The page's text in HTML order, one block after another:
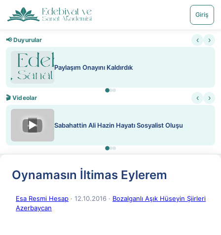
Giriş
📢 Duyurular ‹ ›
Onayını Kaldırdık
🎬 Videolar ‹ ›
Ali Hazin Hayatı Sosyalist Oluşu ▶
Oynamasın İltimas Eylerem
Esa Resmi Hesap · 12.10.2016 · Bozalganlı Aşık Hüseyin Şiirleri
Azerbaycan